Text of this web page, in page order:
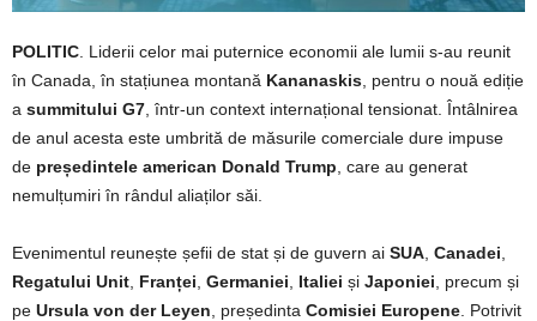
POLITIC . Liderii celor mai puternice economii ale lumii s-au reunit
în Canada, în stațiunea montană Kananaskis , pentru o nouă ediție
a summitului G7 , într-un context internațional tensionat. Întâlnirea
de anul acesta este umbrită de măsurile comerciale dure impuse
de președintele american Donald Trump , care au generat
nemulțumiri în rândul aliaților săi.
Evenimentul reunește șefii de stat și de guvern ai SUA Canadei
Regatului Unit Franței Germaniei Italiei și Japoniei , precum și
pe Ursula von der Leyen , președinta Comisiei Europene . Potrivit